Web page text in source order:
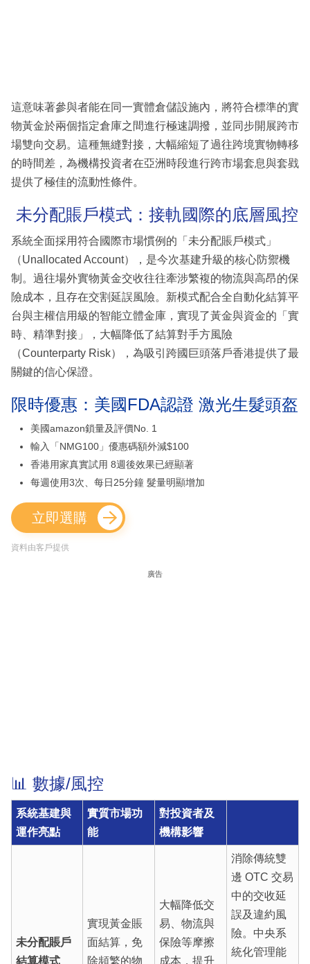
這意味著參與者能在同一實體倉儲設施內，將符合標準的實
物黃金於兩個指定倉庫之間進行極速調撥，並同步開展跨市
場雙向交易。這種無縫對接，大幅縮短了過往跨境實物轉移
的時間差，為機構投資者在亞洲時段進行跨市場套息與套戥
提供了極佳的流動性條件。
未分配賬戶模式：接軌國際的底層風控
系統全面採用符合國際市場慣例的「未分配賬戶模式」
（Unallocated Account），是今次基建升級的核心防禦機
制。過往場外實物黃金交收往往牽涉繁複的物流與高昂的保
險成本，且存在交割延誤風險。新模式配合全自動化結算平
台與主權信用級的智能立體金庫，實現了黃金與資金的「實
時、精準對接」，大幅降低了結算對手方風險
（Counterparty Risk），為吸引跨國巨頭落戶香港提供了最
關鍵的信心保證。
限時優惠：美國FDA認證 激光生髮頭盔
美國amazon鎖量及評價No. 1
輸入「NMG100」優惠碼額外減$100
香港用家真實試用 8週後效果已經顯著
每週使用3次、每日25分鐘 髮量明顯增加
立即選購
資料由客戶提供
廣告
📊 數據/風控
系統基建與
運作亮點
實質市場功
能
對投資者及
機構影響
未分配賬戶
結算模式
實現黃金賬
面結算，免
除頻繁的物
大幅降低交
易、物流與
保險等摩擦
成本，提升
消除傳統雙
邊 OTC 交易
中的交收延
誤及違約風
險。中央系
統化管理能